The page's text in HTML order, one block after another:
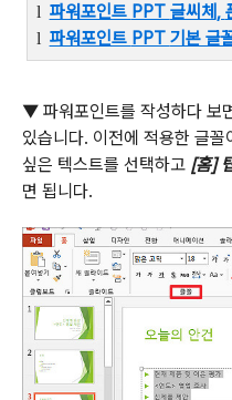
l 파워포인트 PPT 글씨체 ,
l 파워포인트 PPT 기본 글
▼ 파워포인트를 작성하다 보
있습니다. 이전에 적용한 글꼴
싶은 텍스트를 선택하고 [홈]
면 됩니다.